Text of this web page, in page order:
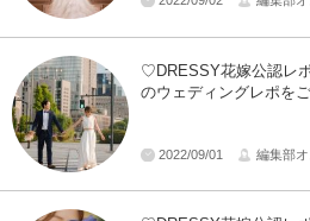
♡DRESSY花嫁公認レ
のウェディングレポを
2022/09/01 編集部